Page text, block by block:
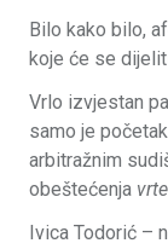
Bilo kako bilo,
koje će se
Vrlo izvjestan
samo je
arbitražnim
obeštećenja vrte
Ivica Todorić –